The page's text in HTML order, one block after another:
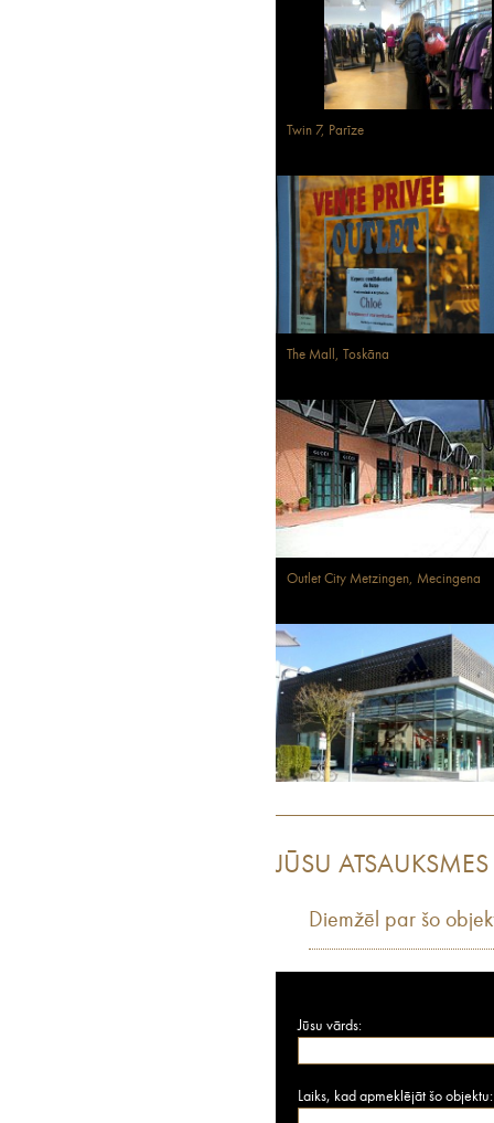
Twin 7, Parīze
The Mall, Toskāna
Outlet City Metzingen, Mecingena
JŪSU ATSAUKSMES
Diemžēl par šo
Jūsu vārds:
Laiks, kad apmeklējāt šo objektu: